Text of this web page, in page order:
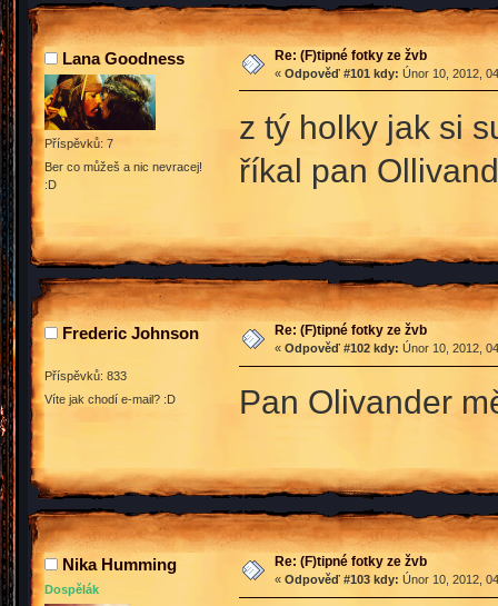
Lana Goodness
Příspěvků: 7
Ber co můžeš a nic nevracej!
:D
Re: (F)tipné fotky ze žvb
« Odpověď #101 kdy: Únor 10, 2012,
z tý holky jak si
říkal pan
Frederic Johnson
Příspěvků: 833
Víte jak chodí e-mail? :D
Re: (F)tipné fotky ze žvb
« Odpověď #102 kdy: Únor 10, 2012,
Pan Olivander
Nika Humming
Dospělák
Re: (F)tipné fotky ze žvb
« Odpověď #103 kdy: Únor 10, 2012,